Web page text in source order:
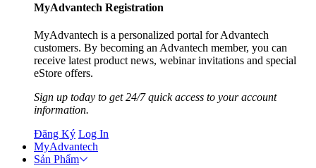
MyAdvantech Registration
MyAdvantech is a personalized portal for Advantech
customers. By becoming an Advantech member, you can
receive latest product news, webinar invitations and special
eStore offers.
Sign up today to get 24/7 quick access to your account
information.
Đăng Ký Log In
MyAdvantech
Sản Phẩm